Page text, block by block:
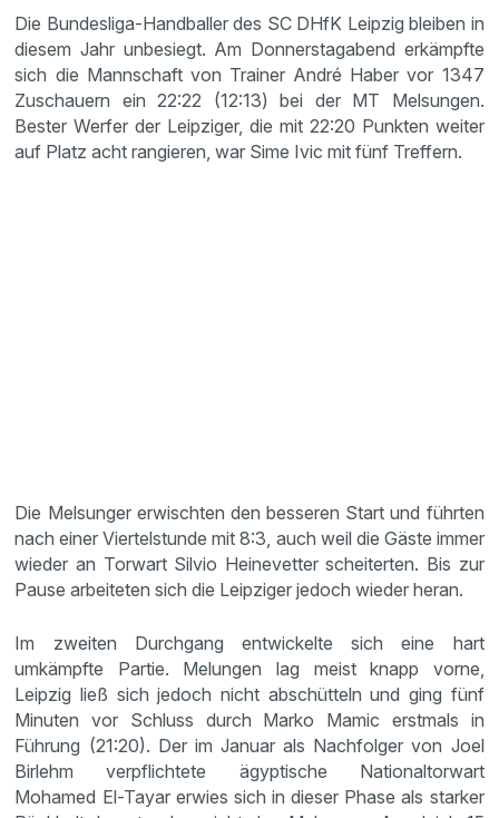
Die Bundesliga-Handballer des SC DHfK Leipzig bleiben in
diesem Jahr unbesiegt. Am Donnerstagabend erkämpfte
sich die Mannschaft von Trainer André Haber vor 1347
Zuschauern ein 22:22 (12:13) bei der MT Melsungen.
Bester Werfer der Leipziger, die mit 22:20 Punkten weiter
auf Platz acht rangieren, war Sime Ivic mit fünf Treffern.
Die Melsunger erwischten den besseren Start und führten
nach einer Viertelstunde mit 8:3, auch weil die Gäste immer
wieder an Torwart Silvio Heinevetter scheiterten. Bis zur
Pause arbeiteten sich die Leipziger jedoch wieder heran.
Im zweiten Durchgang entwickelte sich eine hart
umkämpfte Partie. Melungen lag meist knapp vorne,
Leipzig ließ sich jedoch nicht abschütteln und ging fünf
Minuten vor Schluss durch Marko Mamic erstmals in
Führung (21:20). Der im Januar als Nachfolger von Joel
Birlehm verpflichtete ägyptische Nationaltorwart
Mohamed El-Tayar erwies sich in dieser Phase als starker